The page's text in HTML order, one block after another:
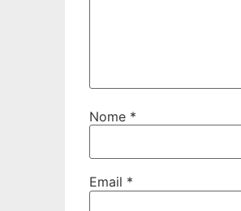
Nome *
Email *